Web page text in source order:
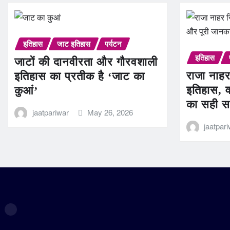
इतिहास जाट इतिहास पर्यटन
जाटों की दानवीरता और गौरवशाली
इतिहास का प्रतीक है ‘जाट का
कुआं’
jaatpariwar May 26, 2026
इतिहास
राजा
इतिहास,
का सही